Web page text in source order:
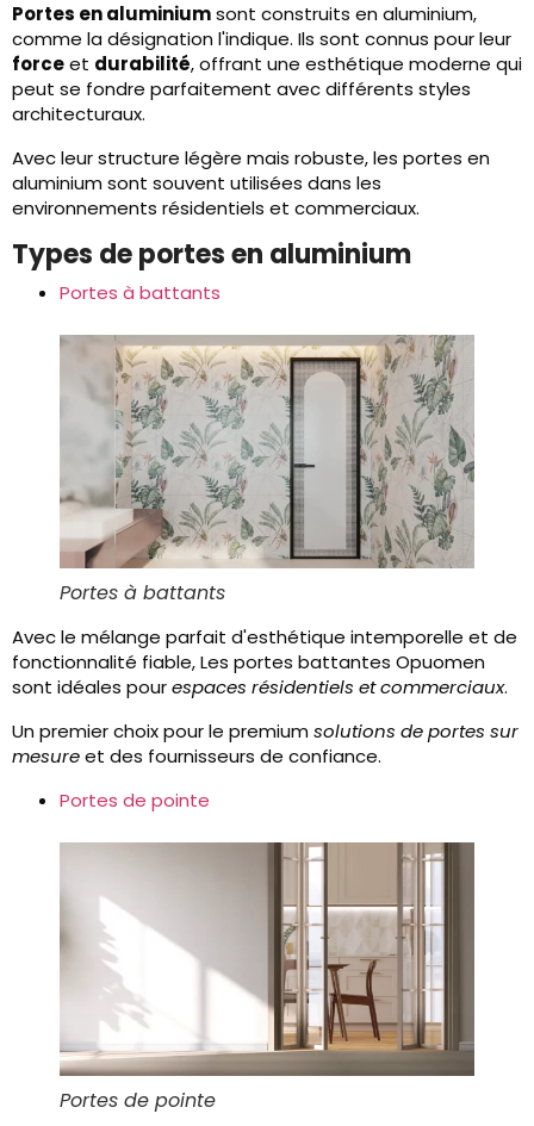
Portes en aluminiumsont construits en aluminium,
comme la désignation l'indique. Ils sont connus pour leur
forceet durabilité, offrant une esthétique moderne qui
peut se fondre parfaitement avec différents styles
architecturaux.
Avec leur structure légère mais robuste, les portes en
aluminium sont souvent utilisées dans les
environnements résidentiels et commerciaux.
Types de portes en aluminium
Portes à battants
Portes à battants
Avec le mélange parfait d'esthétique intemporelle et de
fonctionnalité fiable, Les portes battantes Opuomen
sont idéales pourespaces résidentiels et commerciaux.
Un premier choix pour le premium solutions de portes sur
mesureet des fournisseurs de confiance.
Portes de pointe
Portes de pointe